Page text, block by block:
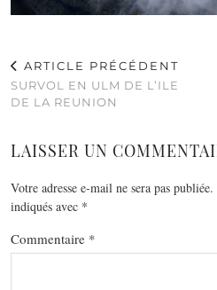
ARTICLE PRÉCÉDENT
SURVOL EN ULM DE L’ILE
DE LA REUNION
LAISSER UN
Votre adresse e-mail ne sera pas publiée.
indiqués avec *
Commentaire *